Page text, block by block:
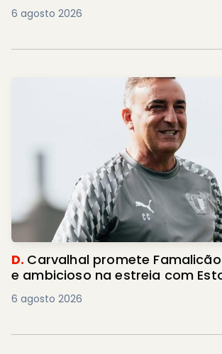
6 agosto 2026
D. Carvalhal promete
e ambicioso na estreia com
6 agosto 2026